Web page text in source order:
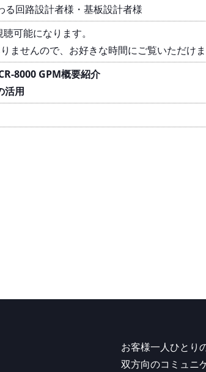
る回路設計者様・基板設計者様
可能になります。
ませんので、お好きな時間にご覧いただけ
8000 GPM概要紹介
活用
お客様一人ひとり
双方向のコミュニ